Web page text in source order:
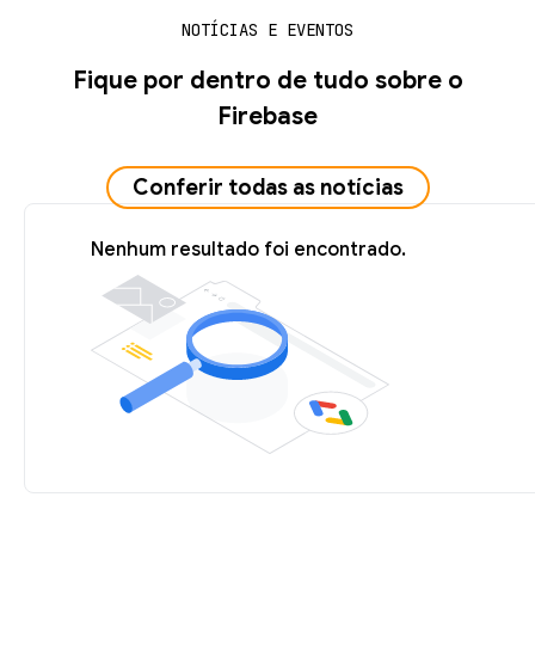
NOTÍCIAS E EVENTOS
Fique por dentro de tudo sobre o
Firebase
Conferir todas as notícias
Nenhum resultado foi encontrado.